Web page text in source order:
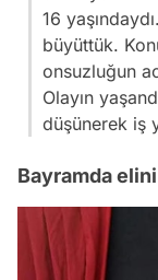
16
büyüttük.
onsuzluğun
Olayın
düşünerek iş
Bayramda